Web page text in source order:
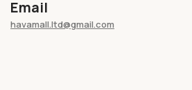
Email
havamall.ltd@gmail.com